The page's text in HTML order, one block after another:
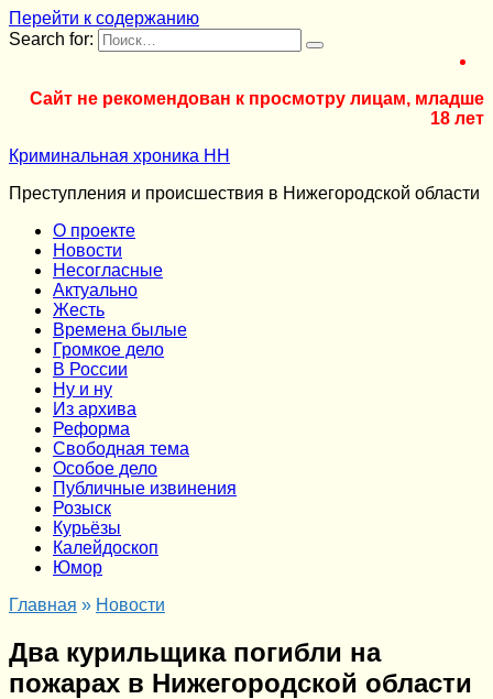
Перейти к содержанию
Search for:
Сайт не рекомендован к просмотру лицам, младше
18 лет
Криминальная хроника НН
Преступления и происшествия в Нижегородской области
О проекте
Новости
Несогласные
Актуально
Жесть
Времена былые
Громкое дело
В России
Ну и ну
Из архива
Реформа
Cвободная тема
Особое дело
Публичные извинения
Розыск
Курьёзы
Калейдоскоп
Юмор
Главная » Новости
Два курильщика погибли на
пожарах в Нижегородской области